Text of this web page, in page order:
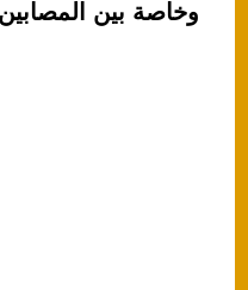
وخاصة بين